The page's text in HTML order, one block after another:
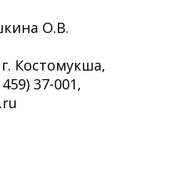
О.В.
Костомукша,
37-001,